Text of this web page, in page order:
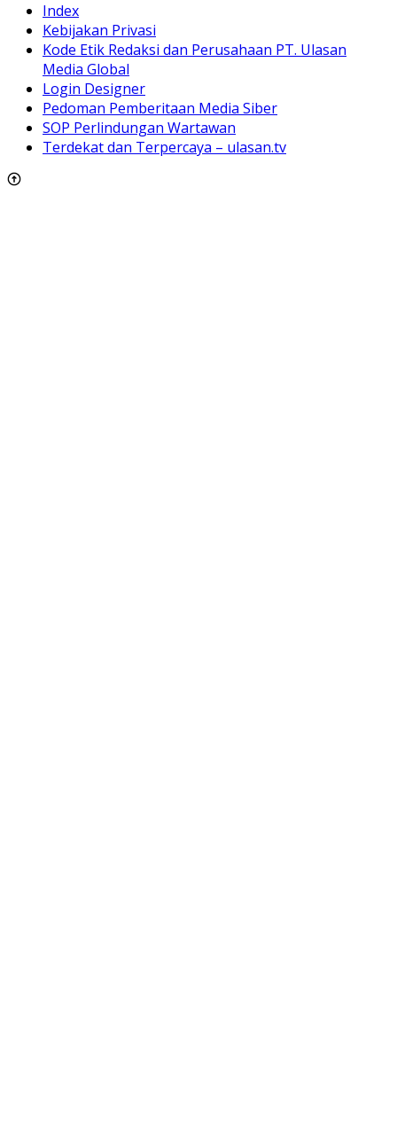
Index
Kebijakan Privasi
Kode Etik Redaksi dan Perusahaan PT. Ulasan
Media Global
Login Designer
Pedoman Pemberitaan Media Siber
SOP Perlindungan Wartawan
Terdekat dan Terpercaya – ulasan.tv